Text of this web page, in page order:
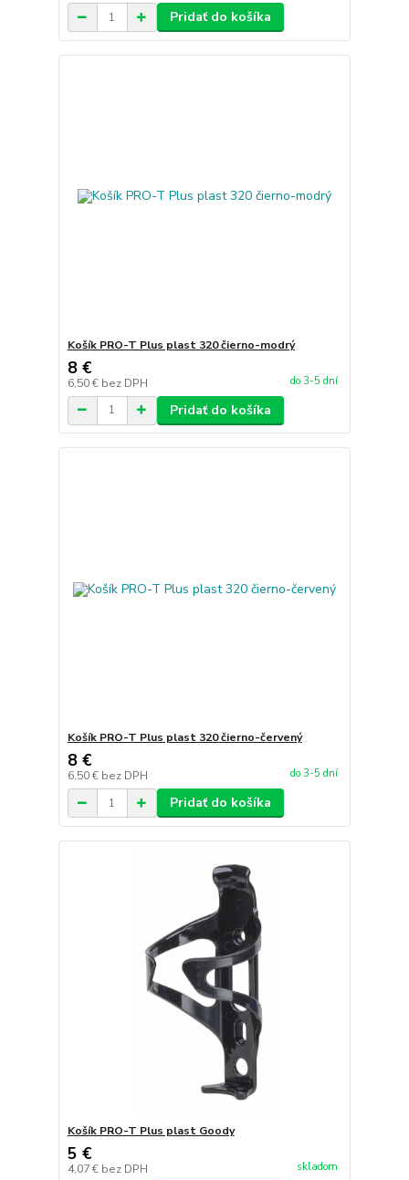
Pridať do košíka
Košík PRO-T Plus plast 320 čierno-modrý
8 €
6,50 € bez DPH do 3-5 dní
Pridať do košíka
Košík PRO-T Plus plast 320 čierno-červený
8 €
6,50 € bez DPH do 3-5 dní
Pridať do košíka
Košík PRO-T Plus plast Goody
5 €
4,07 € bez DPH skladom